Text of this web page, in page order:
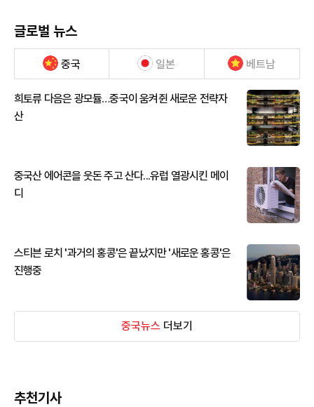
글로벌 뉴스
중국 일본 베트남
희토류 다음은 광모듈…중국이 움켜쥔 새로운 전략자
산
중국산 에어콘을 웃돈 주고 산다...유럽 열광시킨 메이
디
스티븐 로치 '과거의 홍콩'은 끝났지만 '새로운 홍콩'은
진행중
중국뉴스 더보기
추천기사